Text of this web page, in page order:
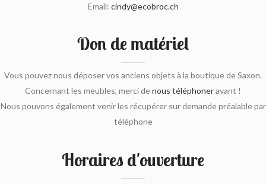
Email: cindy@ecobroc.ch
Don de matériel
Vous pouvez nous déposer vos anciens objets à la boutique de Saxon.
Concernant les meubles, merci denous téléphoneravant !
Nous pouvons également venir les récupérer sur demande préalable par
téléphone
Horaires d'ouverture